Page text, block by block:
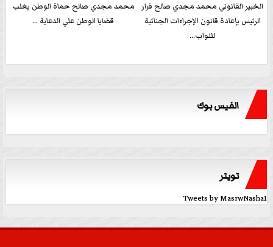
الخبير القانوني محمد مجدي صالح قرار
الرئيس بإعادة قانون الإجراءات الجنائية
للنواب...
محمد مجدي صالح حماة الوطن يغلب
قضايا الوطن علي الدعاية ...
الفيس بوك
تويتر
Tweets by MasrwNasha1